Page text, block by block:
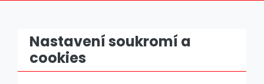
Nastavení soukromí a
cookies